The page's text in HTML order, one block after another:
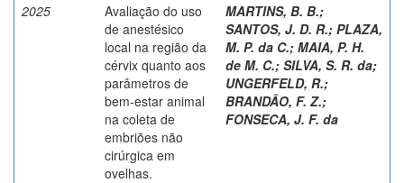
2025
Avaliação do uso
de anestésico
local na região da
cérvix quanto aos
parâmetros de
bem-estar animal
na coleta de
embriões não
cirúrgica em
ovelhas.
MARTINS, B. B.;
SANTOS, J. D. R.; PLAZA,
M. P. da C.; MAIA, P. H.
de M. C.; SILVA, S. R. da;
UNGERFELD, R.;
BRANDÃO, F. Z.;
FONSECA, J. F. da